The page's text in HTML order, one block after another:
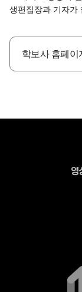
생편집장과 기자가
학보사 홈페이
영